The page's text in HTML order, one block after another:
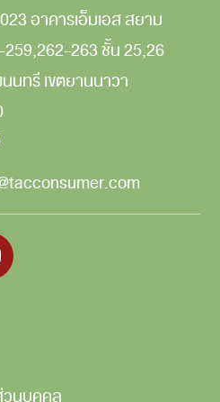
อาคารเอ็มเอส สยาม
259,262-263ชั้น 25,26
นนทรีเขตยานนาวา
วนบุคคล